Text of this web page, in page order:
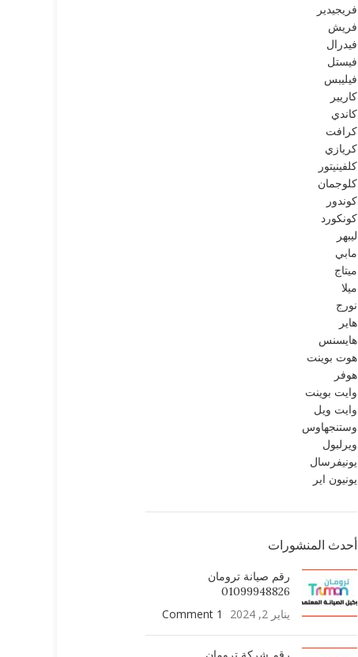
فريجيدير
فريش
فيدرال
فيستل
فيليبس
كاريير
كاندي
كرافت
كريازي
كلفينيتور
كلوجمان
كوندور
كونكورد
ليبهر
مابي
ميتاج
ميلا
نورج
هاير
هايسنس
هوت بوينت
هوفر
وايت بوينت
وايت ويل
وستنجهاوس
ويرلبول
يونيفرسال
يونيون اير
أحدث المنشورات
رقم صيانة ترومان
01099948826
يناير 2, 2024 1 Comment